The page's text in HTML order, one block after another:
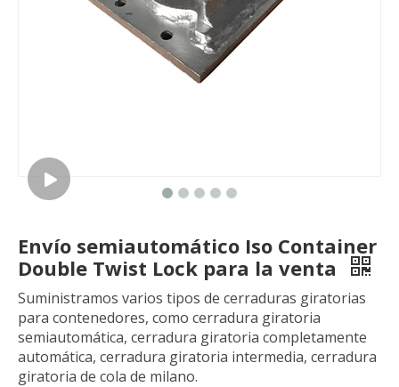
Envío semiautomático Iso Container
Double Twist Lock para la venta
Suministramos varios tipos de cerraduras giratorias
para contenedores, como cerradura giratoria
semiautomática, cerradura giratoria completamente
automática, cerradura giratoria intermedia, cerradura
giratoria de cola de milano.